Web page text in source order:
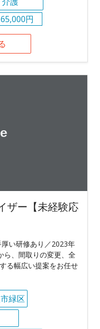
円
ザー【未経験応
厚い研修あり／2023年
ら、間取りの変更、全
る幅広い提案をお任せ
緑区